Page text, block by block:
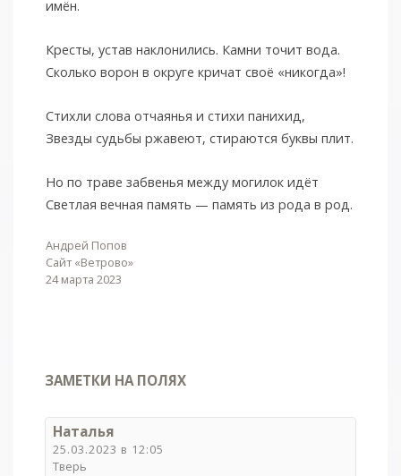
имён.
Кресты, устав наклонились. Камни точит вода.
Сколько ворон в округе кричат своё «никогда»!
Стихли слова отчаянья и стихи панихид,
Звезды судьбы ржавеют, стираются буквы плит.
Но по траве забвенья между могилок идёт
Светлая вечная память — память из рода в род.
Андрей Попов
Сайт «Ветрово»
24 марта 2023
ЗАМЕТКИ НА ПОЛЯХ
Наталья
25.03.2023 в 12:05
Тверь